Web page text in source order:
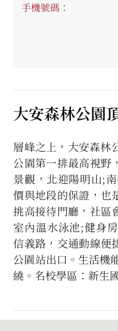
手機號碼：
大安森林公園
層峰之上，大安森林
公園第一排最高視野
景觀，北迎陽明山;
價與地段的保證，也
挑高接待門廳，社區
室內溫水泳池;健身
信義路，交通動線便
公園站出口。生活機
繞。名校學區：新生